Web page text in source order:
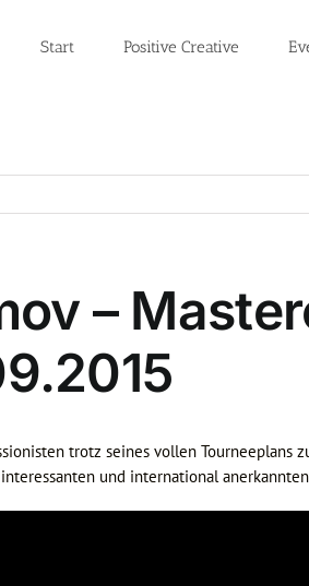
Start Positive Creative
–
trotz seines vollen
und international